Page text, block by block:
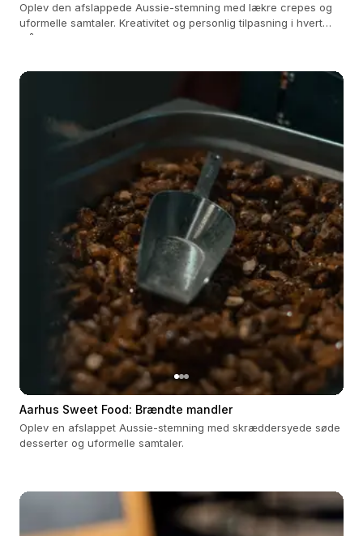
Oplev den afslappede Aussie-stemning med lækre crepes og
uformelle samtaler. Kreativitet og personlig tilpasning i hvert
måltid.
Aarhus Sweet Food: Brændte mandler
Oplev en afslappet Aussie-stemning med skræddersyede søde
desserter og uformelle samtaler.